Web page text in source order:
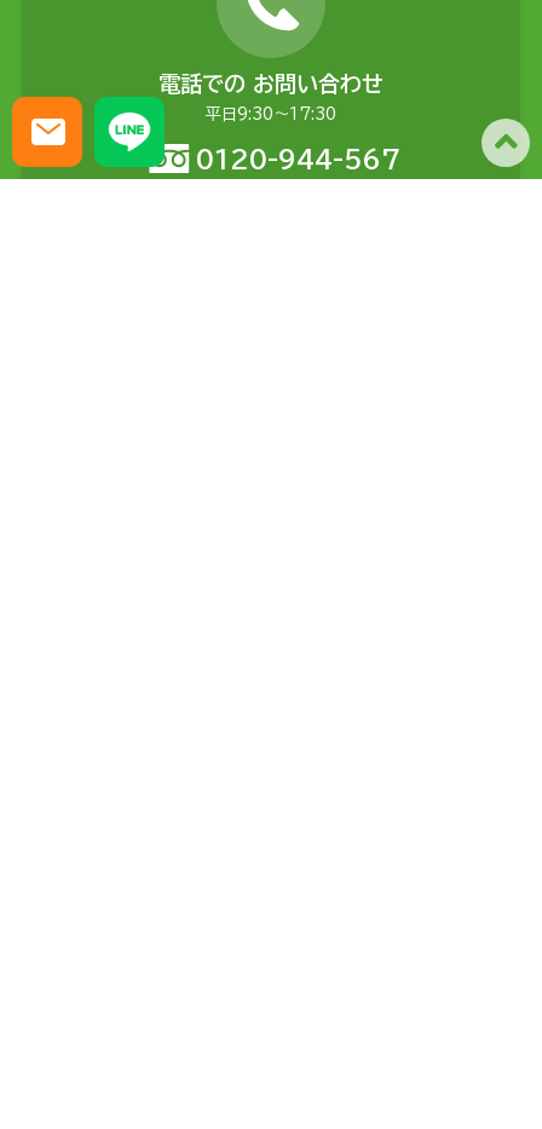
電話での お問い合わせ
平日9:30〜17:30
0120-944-567